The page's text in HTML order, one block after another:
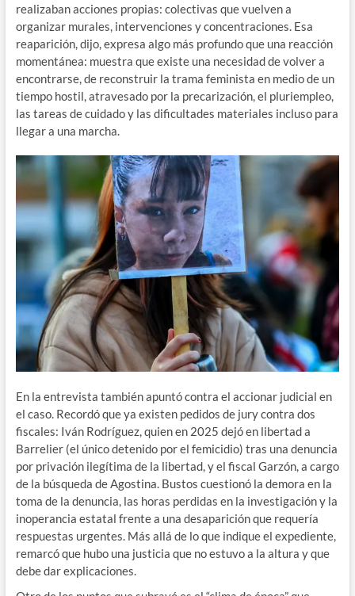
realizaban acciones propias: colectivas que vuelven a
organizar murales, intervenciones y concentraciones. Esa
reaparición, dijo, expresa algo más profundo que una reacción
momentánea: muestra que existe una necesidad de volver a
encontrarse, de reconstruir la trama feminista en medio de un
tiempo hostil, atravesado por la precarización, el pluriempleo,
las tareas de cuidado y las dificultades materiales incluso para
llegar a una marcha.
En la entrevista también apuntó contra el accionar judicial en
el caso. Recordó que ya existen pedidos de jury contra dos
fiscales: Iván Rodríguez, quien en 2025 dejó en libertad a
Barrelier (el único detenido por el femicidio) tras una denuncia
por privación ilegítima de la libertad, y el fiscal Garzón, a cargo
de la búsqueda de Agostina. Bustos cuestionó la demora en la
toma de la denuncia, las horas perdidas en la investigación y la
inoperancia estatal frente a una desaparición que requería
respuestas urgentes. Más allá de lo que indique el expediente,
remarcó que hubo una justicia que no estuvo a la altura y que
debe dar explicaciones.